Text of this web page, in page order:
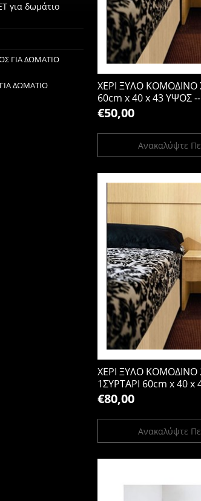
για δωμάτιο
ΓΙΑ ΔΩΜΑΤΙΟ
ΔΩΜΑΤΙΟ
ΧΕΡΙ ΞΥΛΟ ΚΟΜΟΔΙΝΟ
60cm x 40 x 43 ΥΨΟΣ
€50,00
Ανακαλύψτε
ΧΕΡΙ ΞΥΛΟ ΚΟΜΟΔΙΝΟ
1ΣΥΡΤΑΡΙ 60cm x 40
20b-1s
€80,00
Ανακαλύψτε